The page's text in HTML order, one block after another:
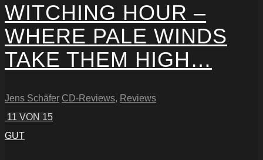
WITCHING HOUR –
WHERE PALE WINDS
TAKE THEM HIGH…
Jens Schäfer CD-Reviews, Reviews
11 VON 15
GUT